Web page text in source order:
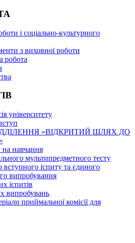
і соціально-культурного
з виховної роботи
робота
університету
«ВІДКРИТИЙ ШЛЯХ ДО
навчання
мультипредметного тесту
іспиту та єдиного
випробування
іспитів
випробувань
приймальної комісії для